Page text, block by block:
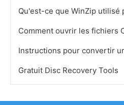
Qu'est-ce que WinZip utilisé
Comment ouvrir les fichiers
Gratuit Disc Recovery Tools